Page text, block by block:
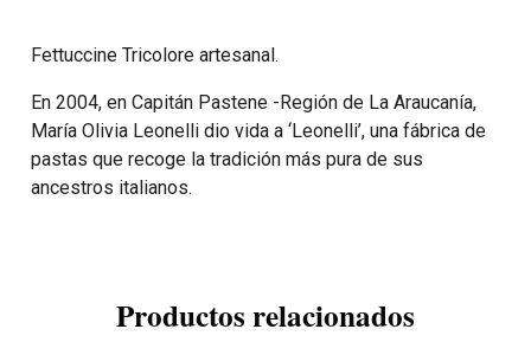
Fettuccine Tricolore artesanal.
En 2004, en Capitán Pastene -Región de La Araucanía,
María Olivia Leonelli dio vida a ‘Leonelli’, una fábrica de
pastas que recoge la tradición más pura de sus
ancestros italianos.
Productos relacionados